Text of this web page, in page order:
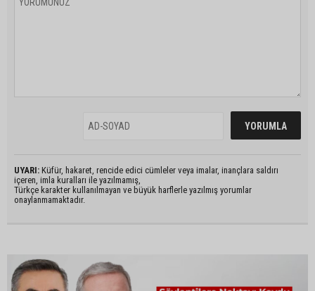
UYARI: Küfür, hakaret, rencide edici cümleler veya imalar, inançlara saldırı
içeren, imla kuralları ile yazılmamış,
Türkçe karakter kullanılmayan ve büyük harflerle yazılmış yorumlar
onaylanmamaktadır.